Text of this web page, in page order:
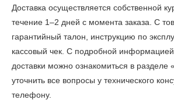
Доставка осуществляется собственной
течение 1–2 дней с момента заказа. С
гарантийный талон, инструкцию по
кассовый чек. С подробной
доставки можно ознакомиться в разделе «
уточнить все вопросы у технического
телефону.